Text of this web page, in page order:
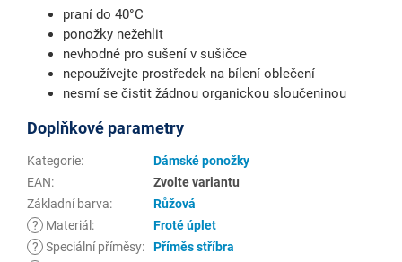
praní do 40°C
ponožky nežehlit
nevhodné pro sušení v sušičce
nepoužívejte prostředek na bílení oblečení
nesmí se čistit žádnou organickou sloučeninou
Doplňkové parametry
Kategorie:
Dámské ponožky
EAN:
Zvolte variantu
Základní barva:
Růžová
?
Materiál :
Froté úplet
? Speciální příměsy:
Příměs stříbra